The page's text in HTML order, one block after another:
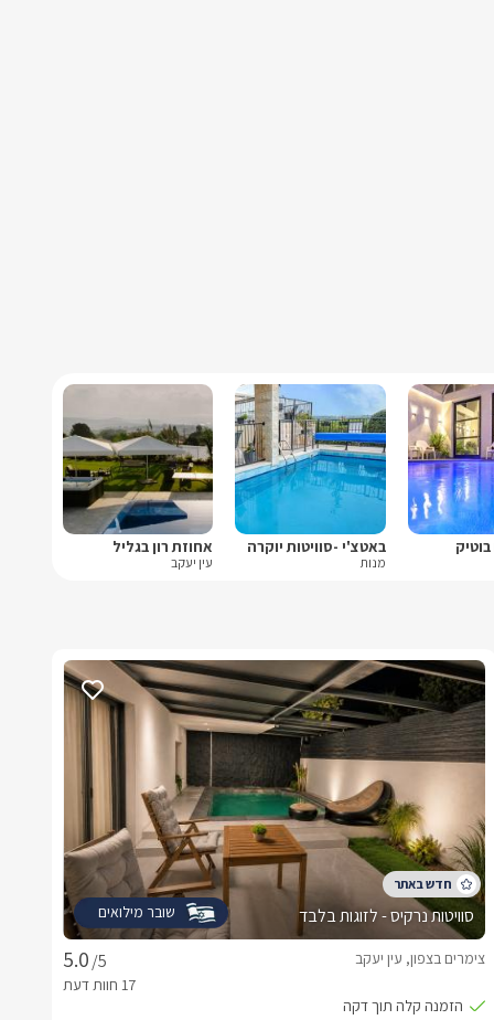
באטצ'י -סוויטות יוקרה
מנות
אחוזת רון בגליל
עין יעקב
שובר מילואים
סוויטות נרקיס - לזוגות בלבד
/5
צימרים בצפון, עין יעקב